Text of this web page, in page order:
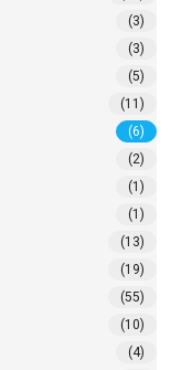
(3)
(3)
(5)
(11)
(6)
(2)
(1)
(1)
(13)
(19)
(55)
(10)
(4)